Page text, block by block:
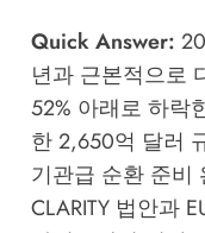
Quick Answer:
년과 근본적으로
52% 아래로 하락
한 2,650억 달러
기관급 순환 준비
CLARITY 법안과